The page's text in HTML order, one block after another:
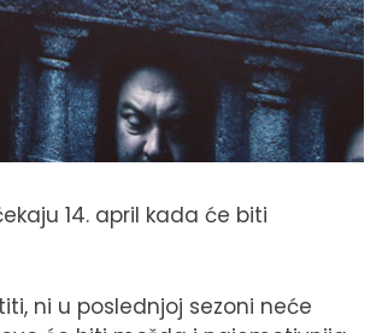
14. april kada će biti
ni u poslednjoj sezoni neće